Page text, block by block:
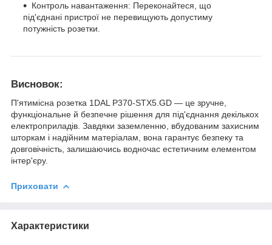
Контроль навантаження: Переконайтеся, що
під'єднані пристрої не перевищують допустиму
потужність розетки.
Висновок:
П'ятимісна розетка 1DAL P370-STX5.GD — це зручне,
функціональне й безпечне рішення для під'єднання декількох
електроприладів. Завдяки заземленню, вбудованим захисним
шторкам і надійним матеріалам, вона гарантує безпеку та
довговічність, залишаючись водночас естетичним елементом
інтер'єру.
Приховати
Характеристики